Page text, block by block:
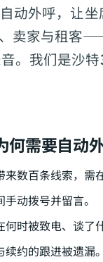
动外呼，让坐
卖家与租客
。我们是沙特
何需要自动
数百条线索，需
动拨号并留言。
时被致电、谈了
约的跟进被遗漏。